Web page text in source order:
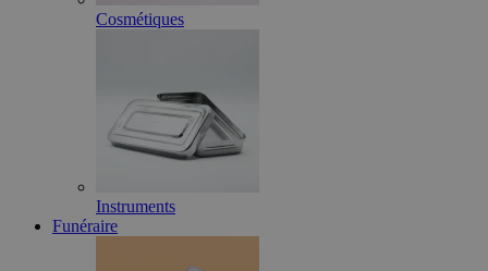
Cosmétiques
Instruments
Funéraire